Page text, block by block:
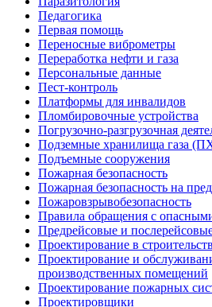
Педагогика
Первая помощь
Переносные виброметры
Переработка нефти и газа
Персональные данные
Пест-контроль
Платформы для инвалидов
Пломбировочные устройства
Погрузочно-разгрузочная
Подземные хранилища газа
Подъемные сооружения
Пожарная безопасность
Пожарная безопасность на
Пожаровзрывобезопасность
Правила обращения с
Предрейсовые и
Проектирование в
Проектирование и
производственных помещений
Проектирование пожарных
Проектировщики